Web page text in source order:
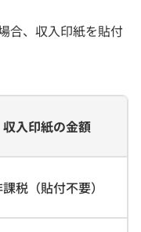
合、収入印紙を貼付
収入印紙の金額
税（貼付不要）